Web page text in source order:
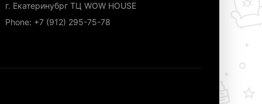
г. Екатеринубрг ТЦ WOW HOUSE
Phone: +7 (912) 295-75-78